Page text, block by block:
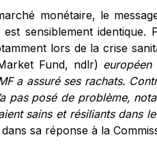
monétaire, le
sensiblement identique.
lors de la crise
Fund, ndlr) européen
a assuré ses rachats.
pas posé de problème,
sains et résiliants dans
sa réponse à la